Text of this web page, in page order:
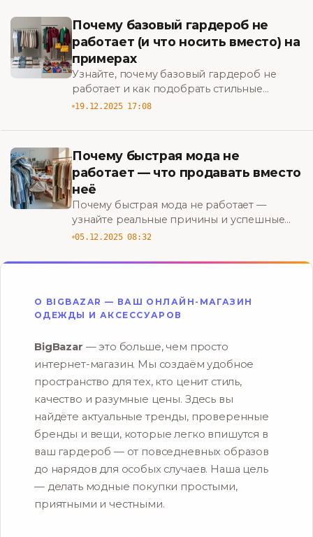
Почему базовый гардероб не
работает (и что носить вместо) на
примерах
Узнайте, почему базовый гардероб не
работает и как подобрать стильные
альтернативы: реальные примеры, правила
BigBazar
19.12.2025 17:08
Почему быстрая мода не
работает — что продавать вместо
неё
Почему быстрая мода не работает —
узнайте реальные причины и успешные
альтернативы: что продавать вместо неё,
клиентов. BigBazar
05.12.2025 08:32
О BIGBAZAR — ВАШ ОНЛАЙН-МАГАЗИН
ОДЕЖДЫ И АКСЕССУАРОВ
BigBazar — это больше, чем просто
интернет-магазин. Мы создаём удобное
пространство для тех, кто ценит стиль,
качество и разумные цены. Здесь вы
найдёте актуальные тренды, проверенные
бренды и вещи, которые легко впишутся в
ваш гардероб — от повседневных образов
до нарядов для особых случаев. Наша цель
— делать модные покупки простыми,
приятными и честными.